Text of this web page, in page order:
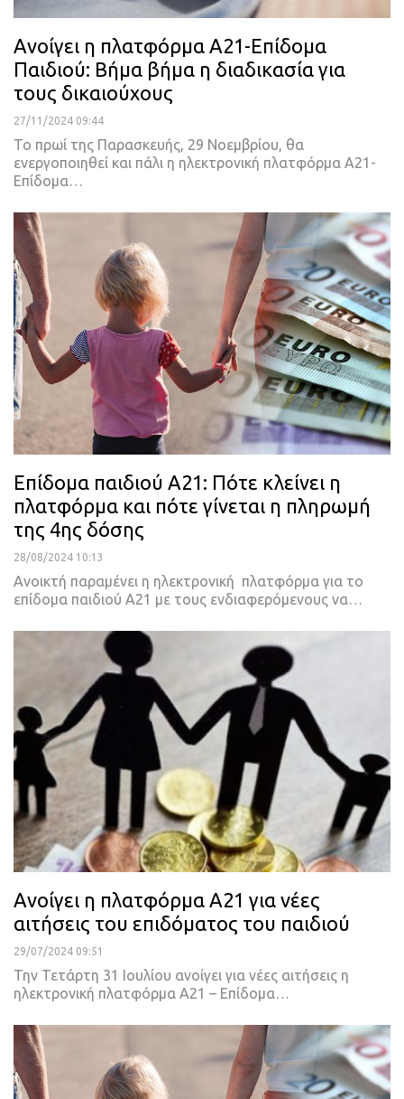
Ανοίγει η πλατφόρμα Α21-Επίδομα
Παιδιού: Βήμα βήμα η διαδικασία για
τους δικαιούχους
27/11/2024 09:44
Το πρωί της Παρασκευής, 29 Νοεμβρίου, θα
ενεργοποιηθεί και πάλι η ηλεκτρονική πλατφόρμα Α21-
Επίδομα…
Επίδομα παιδιού Α21: Πότε κλείνει η
πλατφόρμα και πότε γίνεται η πληρωμή
της 4ης δόσης
28/08/2024 10:13
Aνοικτή παραμένει η ηλεκτρονική πλατφόρμα για το
επίδομα παιδιού Α21 με τους ενδιαφερόμενους να…
Ανοίγει η πλατφόρμα Α21 για νέες
αιτήσεις του επιδόματος του παιδιού
29/07/2024 09:51
Την Τετάρτη 31 Ιουλίου ανοίγει για νέες αιτήσεις η
ηλεκτρονική πλατφόρμα Α21 – Επίδομα…